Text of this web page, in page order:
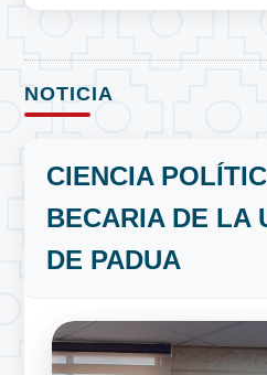
NOTICIA
CIENCIA
BECARIA DE LA
DE PADUA